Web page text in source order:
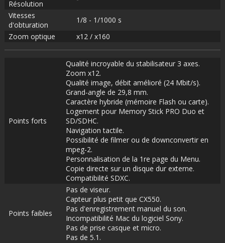
Résolution
Vitesses
d'obturation
1/8 - 1/1000 s
Zoom optique
x12 / x160
Points forts
Qualité incroyable du stabilisateur 3 axes.
Zoom x12.
Qualité image, débit amélioré (24 Mbit/s).
Grand-angle de 29,8 mm.
Caractère hybride (mémoire Flash ou carte).
Logement pour Memory Stick PRO Duo et
SD/SDHC.
Navigation tactile.
Possibilité de filmer ou de downconvertir en
mpeg-2.
Personnalisation de la 1re page du Menu.
Copie directe sur un disque dur externe.
Compatibilité SDXC.
Points faibles
Pas de viseur.
Capteur plus petit que CX550.
Pas d'enregistrement manuel du son.
Incompatibilité Mac du logiciel Sony.
Pas de prise casque et micro.
Pas de 5.1.